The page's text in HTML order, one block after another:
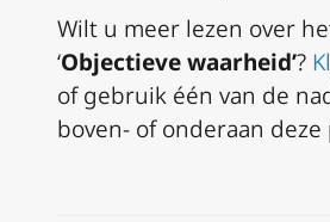
Wilt u meer lezen over
‘Objectieve waarheid’?
of gebruik één van de
boven- of onderaan deze